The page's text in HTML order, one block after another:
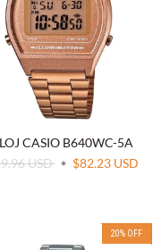
CASIO B640WC-5A
USD
$82.23 USD
20% OFF